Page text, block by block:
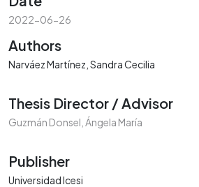
2022-06-26
Authors
Narváez Martínez, Sandra Cecilia
Thesis Director / Advisor
Guzmán Donsel, Ángela María
Publisher
Universidad Icesi